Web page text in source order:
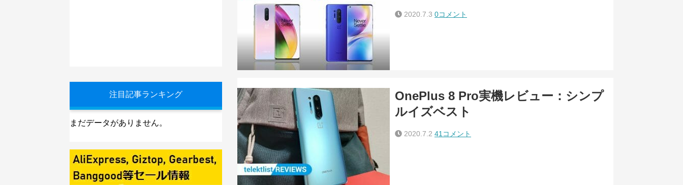
2020.7.3 0コメント
OnePlus 8 Pro実機レビュー：シンプ
ルイズベスト
2020.7.2 41コメント
注目記事ランキング
まだデータがありません。